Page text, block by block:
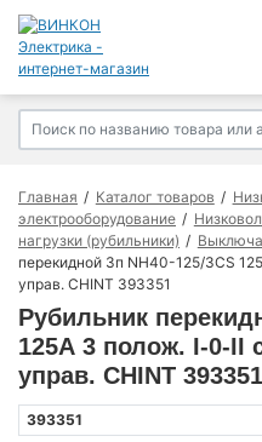
Главная Каталог товаров
электрооборудование
нагрузки (рубильники)
перекидной 3п NH40-125/3CS
управ. CHINT 393351
Рубильник
125А 3 полож. I-0-II
управ. CHINT 393351
393351